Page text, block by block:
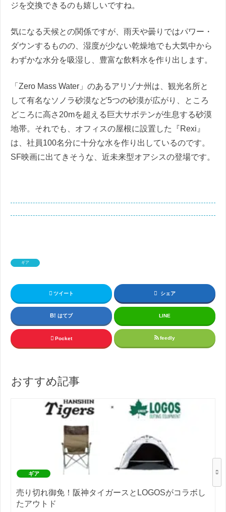
ジを交換できるのも嬉しいですね。
気になる天候との関係ですが、雨天や曇りではパワー・
ダウンするものの、湿度が少ない乾燥地でも大気中から
わずかな水分を吸湿し、豊富な飲料水を作り出します。
「Zero Mass Water」のあるアリゾナ州は、観光名所と
して有名なソノラ砂漠など5つの砂漠が広がり、ところ
どころに高さ20mを超える巨大サボテンが生息する砂漠
地帯。それでも、オフィスの屋根に設置した『Rexi』
は、社員100名分に十分な水を作り出しているのです。
SF映画に出てきそうな、近未来型オアシスの登場です。
ギア
ツイート シェア
はてブ LINE
Pocket feedly
おすすめ記事
ギア
売り切れ御免！阪神タイガースとLOGOSがコラボし
たアウトド